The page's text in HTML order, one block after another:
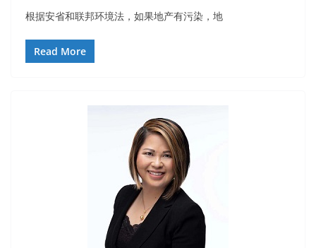
根据安省和联邦环境法，如果地产有污染，地
Read More